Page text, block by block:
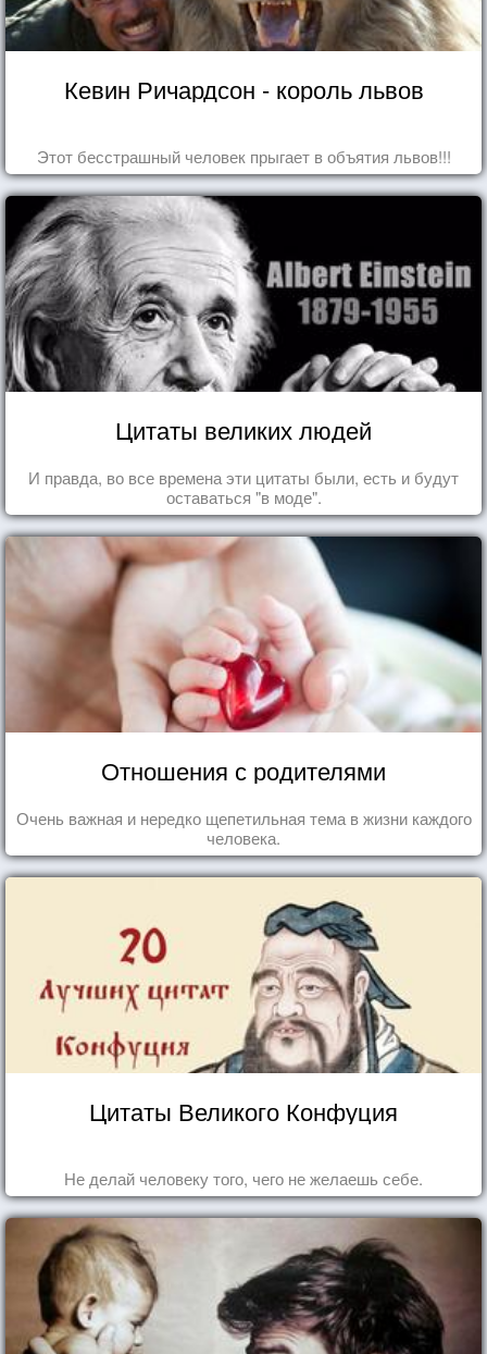
Кевин Ричардсон - король львов
Этот бесстрашный человек прыгает в объятия львов!!!
Цитаты великих людей
И правда, во все времена эти цитаты были, есть и будут
оставаться "в моде".
Отношения с родителями
Очень важная и нередко щепетильная тема в жизни каждого
человека.
Цитаты Великого Конфуция
Не делай человеку того, чего не желаешь себе.